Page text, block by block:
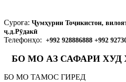
Суроға: Ҷумҳурии Тоҷикистон,
ҷ.д.Рӯдакӣ
Телефонҳо: +992 928886888 +992
БО МО АЗ САФАРИ ХУД
БО МО ТАМОС ГИРЕД